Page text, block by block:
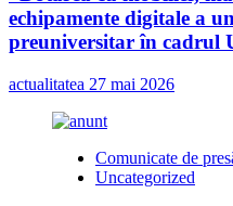
echipamente digitale a
preuniversitar în cadrul
actualitatea 27 mai 2026
Comunicate de
Uncategorized